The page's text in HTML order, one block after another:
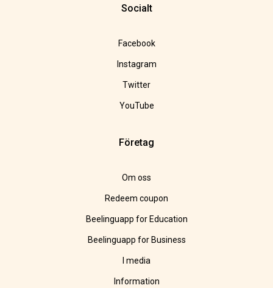
Socialt
Facebook
Instagram
Twitter
YouTube
Företag
Om oss
Redeem coupon
Beelinguapp for Education
Beelinguapp for Business
I media
Information